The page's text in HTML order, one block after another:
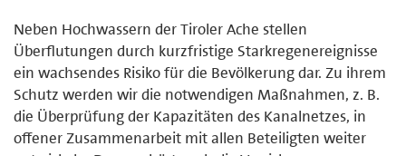
Neben Hochwassern der Tiroler Ache stellen
Überflutungen durch kurzfristige Starkregenereignisse
ein wachsendes Risiko für die Bevölkerung dar. Zu ihrem
Schutz werden wir die notwendigen Maßnahmen, z. B.
die Überprüfung der Kapazitäten des Kanalnetzes, in
offener Zusammenarbeit mit allen Beteiligten weiter